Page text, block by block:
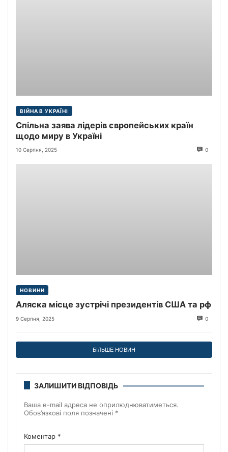
ВІЙНА В УКРАЇНІ
Спільна заява лідерів європейських країн
щодо миру в Україні
10 Серпня, 2025 0
НОВИНИ
Аляска місце зустрічі президентів США та рф
9 Серпня, 2025 0
БІЛЬШЕ НОВИН
ЗАЛИШИТИ ВІДПОВІДЬ
Ваша e-mail адреса не оприлюднюватиметься.
Обов’язкові поля позначені *
Коментар *